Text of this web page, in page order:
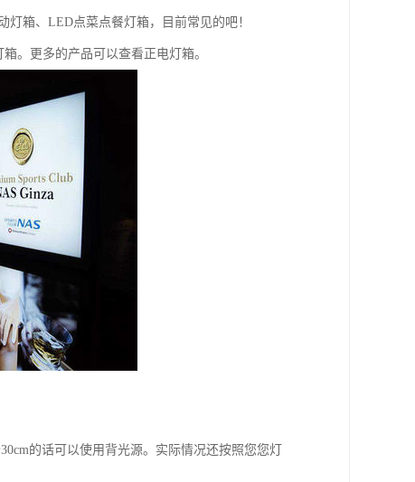
箱、LED点菜点餐灯箱，目前常见的吧！
。更多的产品可以查看正电灯箱。
的话可以使用背光源。实际情况还按照您您灯